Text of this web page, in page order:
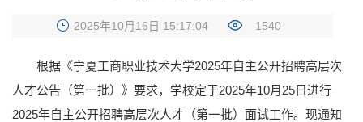
2025年10月16日 15:17:04 1540
根据《宁夏工商职业技术大学2025年自主公开招聘高层次
人才公告（第一批）》要求，学校定于2025年10月25日进行
2025年自主公开招聘高层次人才（第一批）面试工作。现通知